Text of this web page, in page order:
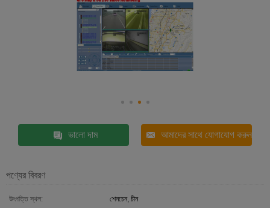
ভালো দাম আমাদের সাথে যোগাযোগ করুন
পণ্যের বিবরণ
উৎপত্তি স্থল:
শেনচেন, চীন